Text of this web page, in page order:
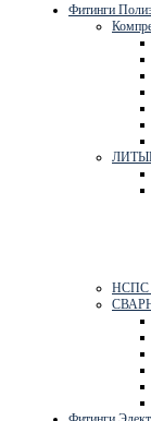
Фитинги
НСПС